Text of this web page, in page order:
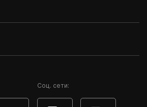
Соц. сети: